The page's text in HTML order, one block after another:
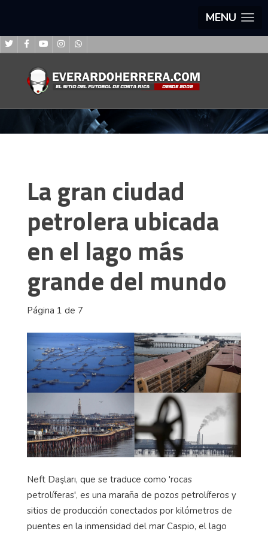
MENU
La gran ciudad
petrolera ubicada
en el lago más
grande del mundo
Página 1 de 7
Neft Daşları, que se traduce como 'rocas
petrolíferas', es una maraña de pozos petrolíferos y
sitios de producción conectados por kilómetros de
puentes en la inmensidad del mar Caspio, el lago